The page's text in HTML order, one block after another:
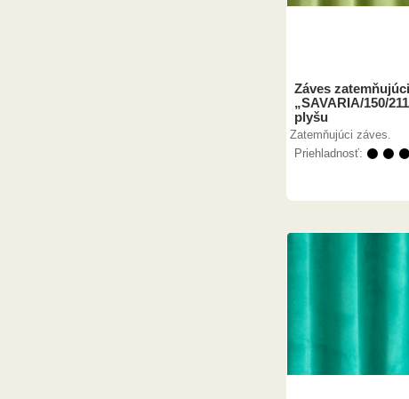
Záves
„SAVARIA/150/
plyšu
Zatemňujúci záves.
Priehladnosť: ⚫ ⚫